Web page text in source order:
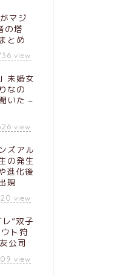
マジ
の塔
とめ
view
未婚女
なの
いた –
view
ズアル
の発生
進化後
現
view
”双子
ト狩
公司
view